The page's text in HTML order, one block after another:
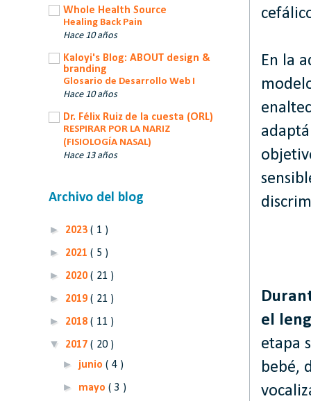
En la
el
etapa
bebé,
Whole Health Source
Healing Back Pain
Hace 10 años
Kaloyi's Blog: ABOUT design &
branding
Glosario de Desarrollo Web I
Hace 10 años
Dr. Félix Ruiz de la cuesta (ORL)
RESPIRAR POR LA NARIZ
(FISIOLOGÍA NASAL)
Hace 13 años
Archivo del blog
► 2023 ( 1 )
► 2021 ( 5 )
► 2020 ( 21 )
► 2019 ( 21 )
► 2018 ( 11 )
▼ 2017 ( 20 )
► junio( 4 )
► mayo( 3 )